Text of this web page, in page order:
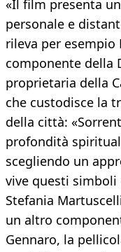
«Il film presenta
personale e
rileva per esempio
componente della
proprietaria della
che custodisce la
della città:
profondità
scegliendo un
vive questi simboli
Stefania
un altro
Gennaro, la